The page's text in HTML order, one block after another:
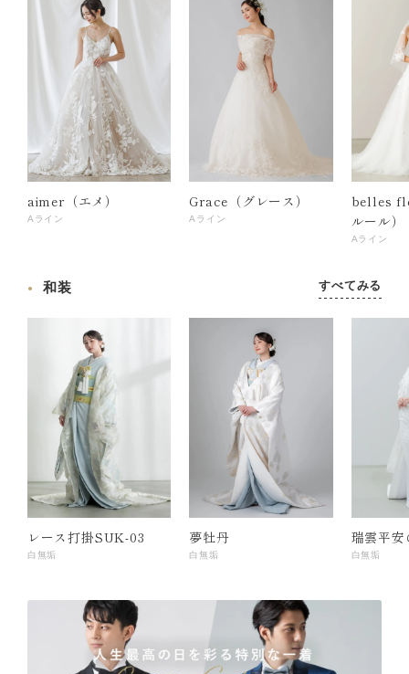
aimer（エメ）
Aライン
Grace（グレース）
Aライン
belles
ルール）
Aライン
和装 すべてみる
レース打掛SUK-03
白無垢
夢牡丹
白無垢
瑞雲平安
白無垢